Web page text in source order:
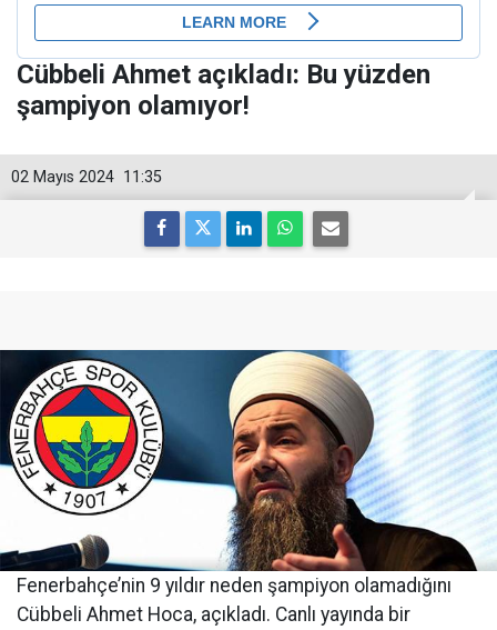
Cübbeli Ahmet açıkladı: Bu yüzden
şampiyon olamıyor!
11:35
02 Mayıs 2024
Fenerbahçe’nin 9 yıldır neden şampiyon olamadığını
Cübbeli Ahmet Hoca, açıkladı. Canlı yayında bir